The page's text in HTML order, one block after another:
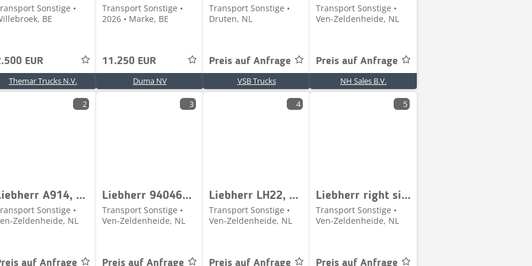
Sonstige •
BE
EUR
Themar Trucks N.V.
Transport Sonstige •
2026 • Marke, BE
11.250 EUR
Duma NV
Transport Sonstige •
Druten, NL
Preis auf Anfrage
VSB Trucks
Transport Sonstige •
Ven-Zeldenheide, NL
Preis auf Anfrage
NH Sales B.V.
2
Liebherr A914, A916, A918, A920, A922, LH22, LH24, LH26
Sonstige •
Zeldenheide, NL
auf Anfrage
3
Liebherr 94046906
Transport Sonstige •
Ven-Zeldenheide, NL
Preis auf Anfrage
4
Liebherr LH22, LH24, LH26
Transport Sonstige •
Ven-Zeldenheide, NL
Preis auf Anfrage
5
Liebherr right side
Transport Sonstige •
Ven-Zeldenheide, NL
Preis auf Anfrage